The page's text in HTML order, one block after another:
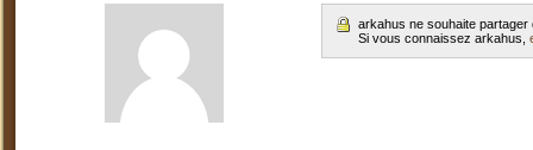
arkahus ne souhaite
Si vous connaissez arkahus,